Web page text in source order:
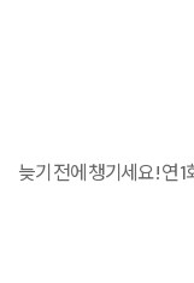
늦기 전에 챙기세요! 연